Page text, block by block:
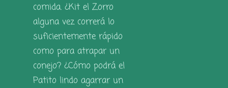
comida. ¿Kit el Zorro
alguna vez correrá lo
suficientemente rápido
como para atrapar un
conejo? ¿Cómo podrá el
Patito lindo agarrar un